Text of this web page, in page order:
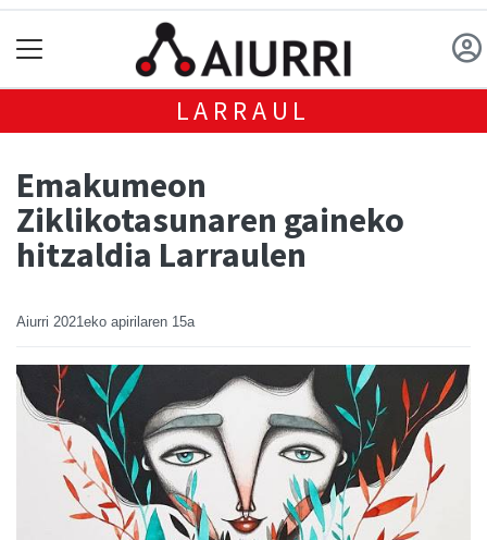
LARRAUL
Emakumeon
Ziklikotasunaren gaineko
hitzaldia Larraulen
Aiurri 2021eko apirilaren 15a